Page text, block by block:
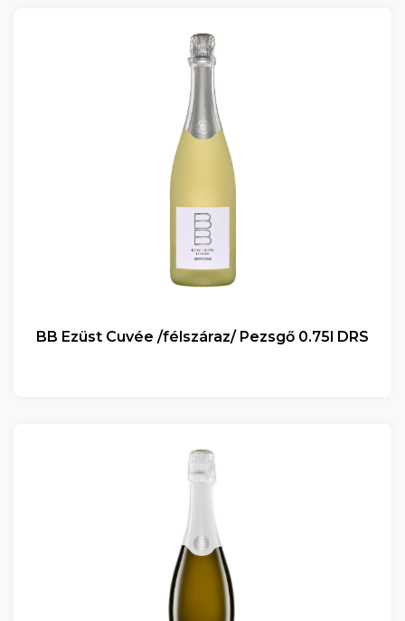
BB Ezüst Cuvée /félszáraz/ Pezsgő 0.75l DRS